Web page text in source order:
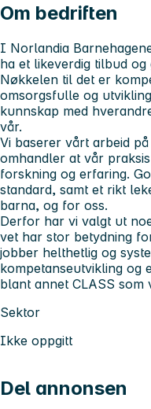
Om bedriften
I Norlandia
ha et likeverdig tilbud
Nøkkelen til det er
omsorgsfulle og
kunnskap med
vår.
Vi baserer vårt arbeid
omhandler at vår
forskning og erfaring.
standard, samt et rikt
barna, og for oss.
Derfor har vi valgt ut
vet har stor betydning
jobber helthetlig og
kompetanseutvikling og
blant annet CLASS som
Sektor
Ikke oppgitt
Del annonsen